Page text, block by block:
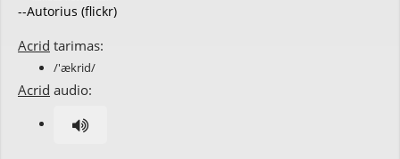
--Autorius (flickr)
Acrid tarimas:
/'ækrid/
Acrid audio: